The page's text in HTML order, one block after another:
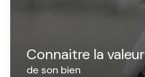
Connaitre la valeur
de son bien